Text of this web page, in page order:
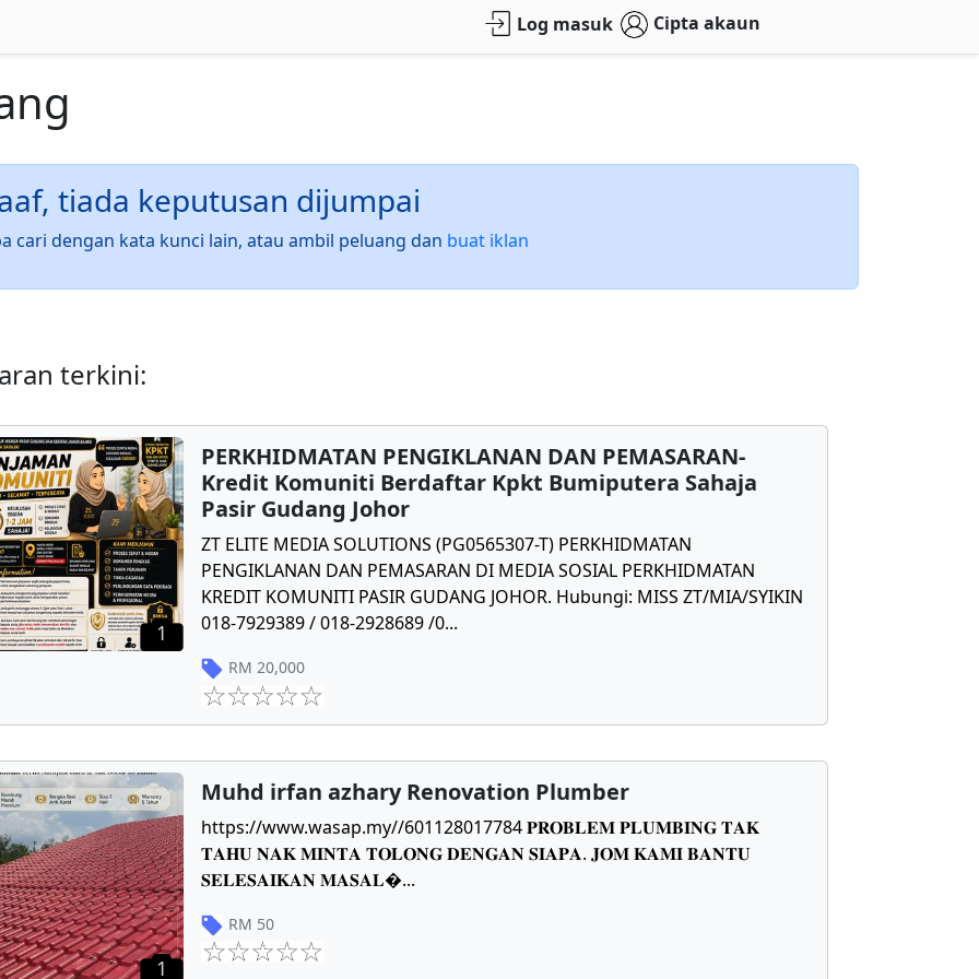
Log masuk Cipta akaun
tiada keputusan dijumpai
cari dengan kata kunci lain, atau ambil peluang dan buat iklan
terkini:
1
PERKHIDMATAN PENGIKLANAN DAN PEMASARAN-
Kredit Komuniti Berdaftar Kpkt Bumiputera Sahaja
Pasir Gudang Johor
ZT ELITE MEDIA SOLUTIONS (PG0565307-T) PERKHIDMATAN
PENGIKLANAN DAN PEMASARAN DI MEDIA SOSIAL PERKHIDMATAN
KREDIT KOMUNITI PASIR GUDANG JOHOR. Hubungi: MISS ZT/MIA/SYIKIN
018-7929389 / 018-2928689 /0...
RM 20,000
1
Muhd irfan azhary Renovation Plumber
https://www.wasap.my//601128017784 𝐏𝐑𝐎𝐁𝐋𝐄𝐌 𝐏𝐋𝐔𝐌𝐁𝐈𝐍𝐆 𝐓𝐀𝐊
𝐓𝐀𝐇𝐔 𝐍𝐀𝐊 𝐌𝐈𝐍𝐓𝐀 𝐓𝐎𝐋𝐎𝐍𝐆 𝐃𝐄𝐍𝐆𝐀𝐍 𝐒𝐈𝐀𝐏𝐀. 𝐉𝐎𝐌 𝐊𝐀𝐌𝐈 𝐁𝐀𝐍𝐓𝐔
𝐒𝐄𝐋𝐄𝐒𝐀𝐈𝐊𝐀𝐍 𝐌𝐀𝐒𝐀𝐋...
RM 50